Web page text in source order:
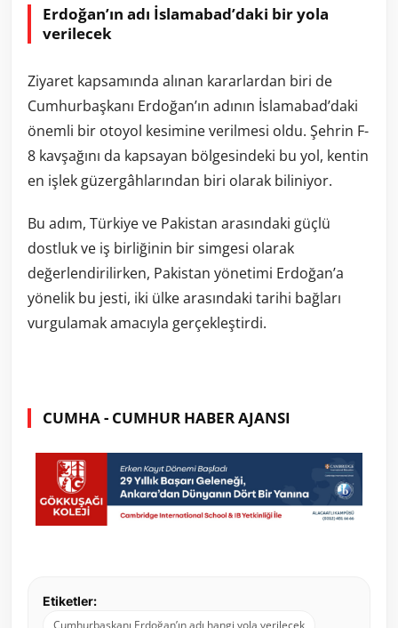
Erdoğan’ın adı İslamabad’daki bir yola
verilecek
Ziyaret kapsamında alınan kararlardan biri de
Cumhurbaşkanı Erdoğan’ın adının İslamabad’daki
önemli bir otoyol kesimine verilmesi oldu. Şehrin F-
8 kavşağını da kapsayan bölgesindeki bu yol, kentin
en işlek güzergâhlarından biri olarak biliniyor.
Bu adım, Türkiye ve Pakistan arasındaki güçlü
dostluk ve iş birliğinin bir simgesi olarak
değerlendirilirken, Pakistan yönetimi Erdoğan’a
yönelik bu jesti, iki ülke arasındaki tarihi bağları
vurgulamak amacıyla gerçekleştirdi.
CUMHA - CUMHUR HABER AJANSI
Etiketler: